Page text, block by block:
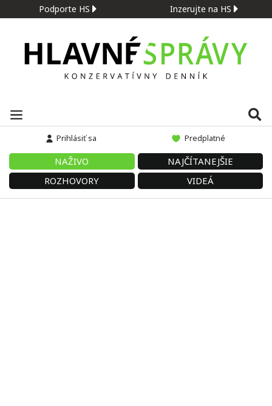
Podporte HS Inzerujte na HS
Prihlásiť sa Predplatné
NAŽIVO
NAJČÍTANEJŠIE
ROZHOVORY
VIDEÁ